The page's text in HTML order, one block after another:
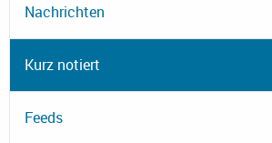
Nachrichten
Kurz notiert
Feeds